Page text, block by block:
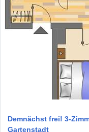
Demnächst frei! 3-
Gartenstadt